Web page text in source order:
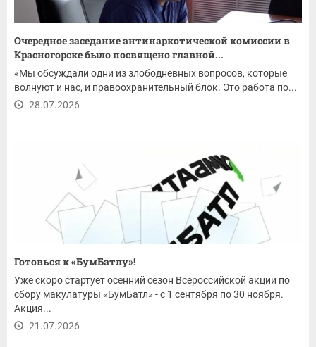
Очередное заседание антинаркотической комиссии в
Красногорске было посвящено главной...
«Мы обсуждали одни из злободневных вопросов, которые
волнуют и нас, и правоохранительный блок. Это работа по...
28.07.2026
Готовься к «БумБатлу»!
Уже скоро стартует осенний сезон Всероссийской акции по
сбору макулатуры «БумБатл» - с 1 сентября по 30 ноября.
Акция...
21.07.2026